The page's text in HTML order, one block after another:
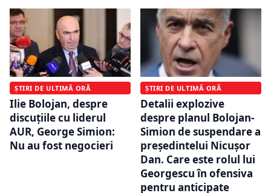
ȘTIRI DE ULTIMĂ ORĂ
Ilie Bolojan, despre
discuțiile cu liderul
AUR, George Simion:
Nu au fost negocieri
ȘTIRI DE ULTIMĂ ORĂ
Detalii explozive
despre planul Bolojan-
Simion de suspendare a
președintelui Nicușor
Dan. Care este rolul lui
Georgescu în ofensiva
pentru anticipate